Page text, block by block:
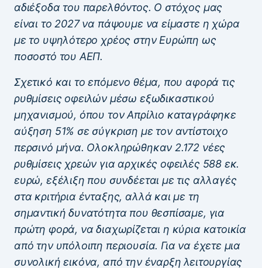
αδιέξοδα του παρελθόντος. Ο στόχος μας
είναι το 2027 να πάψουμε να είμαστε η χώρα
με το υψηλότερο χρέος στην Ευρώπη ως
ποσοστό του ΑΕΠ.
Σχετικό και το επόμενο θέμα, που αφορά τις
ρυθμίσεις οφειλών μέσω εξωδικαστικού
μηχανισμού, όπου τον Απρίλιο καταγράφηκε
αύξηση 51% σε σύγκριση με τον αντίστοιχο
περσινό μήνα. Ολοκληρώθηκαν 2.172 νέες
ρυθμίσεις χρεών για αρχικές οφειλές 588 εκ.
ευρώ, εξέλιξη που συνδέεται με τις αλλαγές
στα κριτήρια ένταξης, αλλά και με τη
σημαντική δυνατότητα που θεσπίσαμε, για
πρώτη φορά, να διαχωρίζεται η κύρια κατοικία
από την υπόλοιπη περιουσία. Για να έχετε μια
συνολική εικόνα, από την έναρξη λειτουργίας